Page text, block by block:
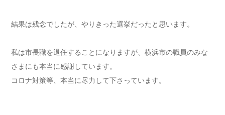
結果は残念でしたが、やりきった選挙だったと思います。
私は市長職を退任することになりますが、横浜市の職員のみな
さまにも本当に感謝しています。
コロナ対策等、本当に尽力して下さっています。